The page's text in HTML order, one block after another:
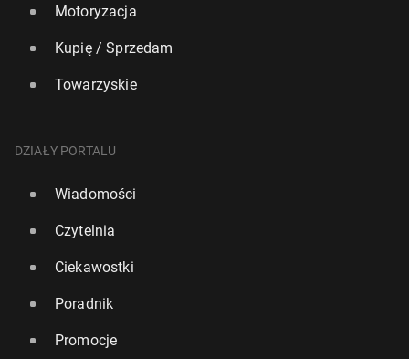
Motoryzacja
Kupię / Sprzedam
Towarzyskie
DZIAŁY PORTALU
Wiadomości
Czytelnia
Ciekawostki
Poradnik
Promocje